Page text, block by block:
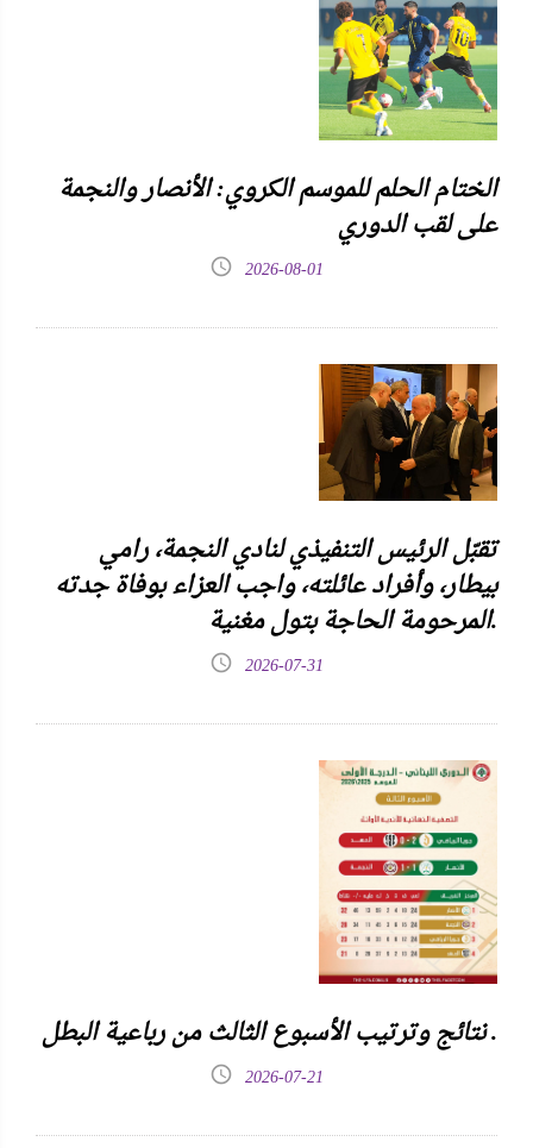
الختام الحلم للموسم الكروي: الأنصار والنجمة
على لقب الدوري
2026-08-01
تقبّل الرئيس التنفيذي لنادي النجمة، رامي
بيطار، وأفراد عائلته، واجب العزاء بوفاة جدته
المرحومة الحاجة بتول مغنية.
2026-07-31
نتائج وترتيب الأسبوع الثالث من رباعية البطل .
2026-07-21